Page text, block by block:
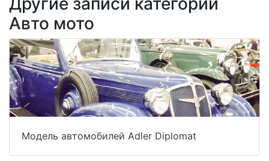
Авто мото
Модель автомобилей Adler Diplomat